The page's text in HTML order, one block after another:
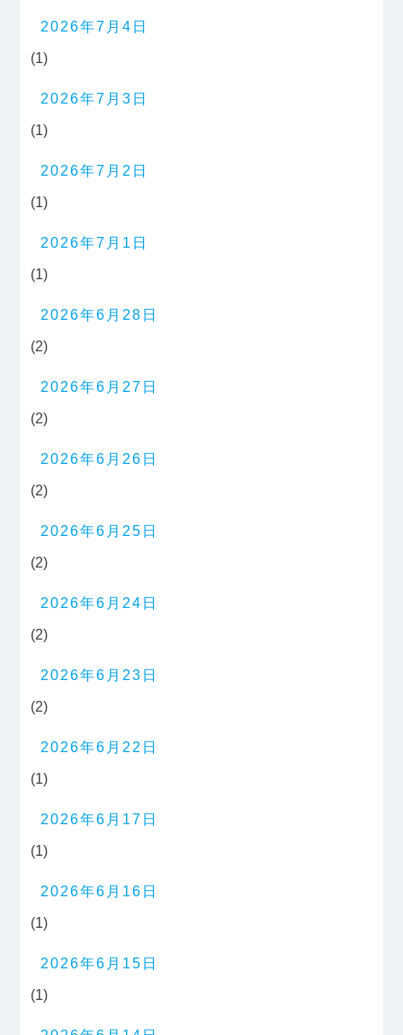
2026年7月4日
(1)
2026年7月3日
(1)
2026年7月2日
(1)
2026年7月1日
(1)
2026年6月28日
(2)
2026年6月27日
(2)
2026年6月26日
(2)
2026年6月25日
(2)
2026年6月24日
(2)
2026年6月23日
(2)
2026年6月22日
(1)
2026年6月17日
(1)
2026年6月16日
(1)
2026年6月15日
(1)